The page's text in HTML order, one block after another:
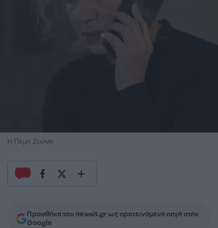
Η Πέμη Ζούνη
Προσθήκη του newsit.gr ως προτεινόμενη πηγή στην
Google